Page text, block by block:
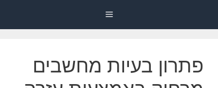
Menu
פתרון בעיות מחשבים